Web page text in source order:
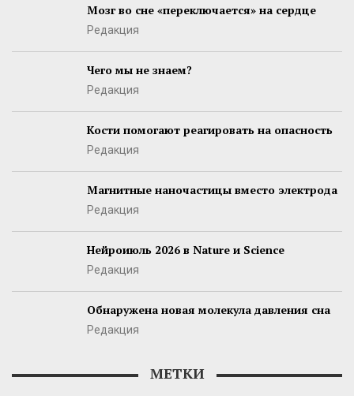
Мозг во сне «переключается» на сердце
Редакция
Чего мы не знаем?
Редакция
Кости помогают реагировать на опасность
Редакция
Магнитные наночастицы вместо электрода
Редакция
Нейроиюль 2026 в Nature и Science
Редакция
Обнаружена новая молекула давления сна
Редакция
МЕТКИ